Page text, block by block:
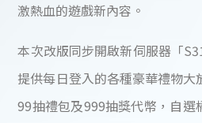
激熱血的遊戲新內容。
本次改版同步開啟新伺服器「
提供每日登入的各種豪華禮物大
99抽禮包及999抽獎代幣，自選